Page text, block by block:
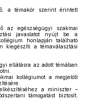
a témakör szerint érintett
az egészségügyi szakmai
javaslatot nyújt be a
honlapján található
kiegészíti a témaválasztási
ellátásra az adott témában
kollégiumot a megjelölt
a miniszter –
támogatást biztosít,